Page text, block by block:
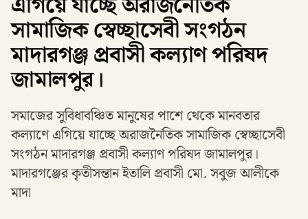
সামাজিক স্বেচ্ছাসেবী সংগঠন
মাদারগঞ্জ প্রবাসী কল্যাণ পরিষদ
জামালপুর।
সমাজের সুবিধাবঞ্চিত মানুষের পাশে থেকে মানবতার
কল্যাণে এগিয়ে যাচ্ছে অরাজনৈতিক সামাজিক স্বেচ্ছাসেবী
সংগঠন মাদারগঞ্জ প্রবাসী কল্যাণ পরিষদ জামালপুর।
মাদারগঞ্জের কৃতীসন্তান ইতালি প্রবাসী মো. সবুজ আলীকে
মাদা